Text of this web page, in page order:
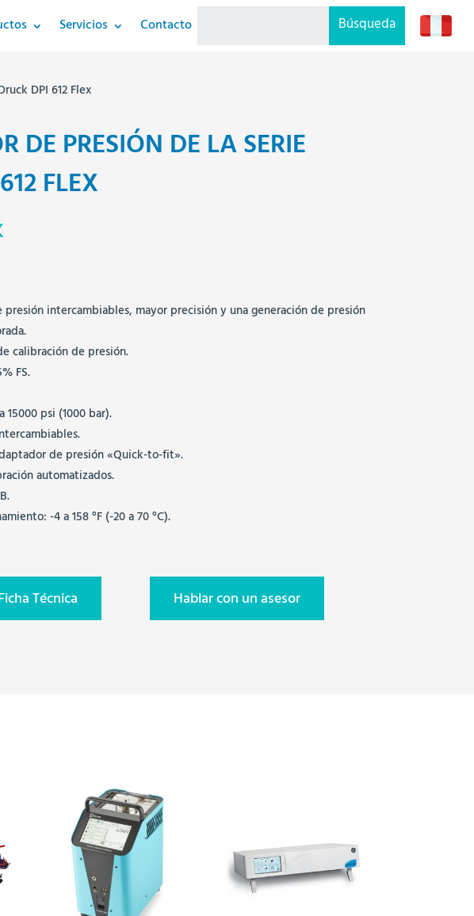
Servicios Contacto
DPI 612 Flex
DE PRESIÓN DE LA SERIE
FLEX
intercambiables, mayor precisión y una generación de presión
calibración de presión.
FS.
psi (1000 bar).
de presión «Quick-to-fit».
automatizados.
-4 a 158 °F (-20 a 70 °C).
Técnica Hablar con un asesor